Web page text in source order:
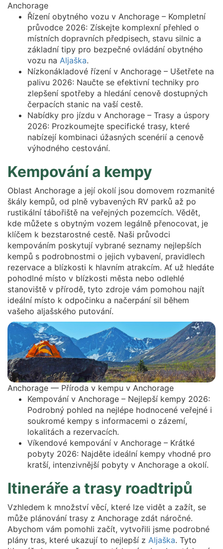
Anchorage
Řízení obytného vozu v Anchorage – Kompletní
průvodce 2026: Získejte komplexní přehled o
místních dopravních předpisech, stavu silnic a
základní tipy pro bezpečné ovládání obytného
vozu na Aljaška.
Nízkonákladové řízení v Anchorage – Ušetřete na
palivu 2026: Naučte se efektivní techniky pro
zlepšení spotřeby a hledání cenově dostupných
čerpacích stanic na vaší cestě.
Nabídky pro jízdu v Anchorage – Trasy a úspory
2026: Prozkoumejte specifické trasy, které
nabízejí kombinaci úžasných scenérií a cenově
výhodného cestování.
Kempování a kempy
Oblast Anchorage a její okolí jsou domovem rozmanité
škály kempů, od plně vybavených RV parků až po
rustikální tábořiště na veřejných pozemcích. Vědět,
kde můžete s obytným vozem legálně přenocovat, je
klíčem k bezstarostné cestě. Naši průvodci
kempováním poskytují vybrané seznamy nejlepších
kempů s podrobnostmi o jejich vybavení, pravidlech
rezervace a blízkosti k hlavním atrakcím. Ať už hledáte
pohodlné místo v blízkosti města nebo odlehlé
stanoviště v přírodě, tyto zdroje vám pomohou najít
ideální místo k odpočinku a načerpání sil během
vašeho aljašského putování.
Anchorage — Příroda v kempu v Anchorage
Kempování v Anchorage – Nejlepší kempy 2026:
Podrobný pohled na nejlépe hodnocené veřejné i
soukromé kempy s informacemi o zázemí,
lokalitách a rezervacích.
Víkendové kempování v Anchorage – Krátké
pobyty 2026: Najděte ideální kempy vhodné pro
kratší, intenzivnější pobyty v Anchorage a okolí.
Itineráře a trasy roadtripů
Vzhledem k množství věcí, které lze vidět a zažít, se
může plánování trasy z Anchorage zdát náročné.
Abychom vám pomohli začít, vytvořili jsme podrobné
plány tras, které ukazují to nejlepší z Aljaška. Tyto